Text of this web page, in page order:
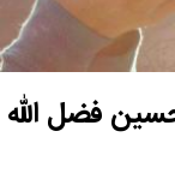
فضل الله